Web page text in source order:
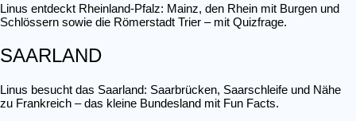
Linus entdeckt Rheinland-Pfalz: Mainz, den Rhein mit Burgen und
Schlössern sowie die Römerstadt Trier – mit Quizfrage.
SAARLAND
Linus besucht das Saarland: Saarbrücken, Saarschleife und Nähe
zu Frankreich – das kleine Bundesland mit Fun Facts.